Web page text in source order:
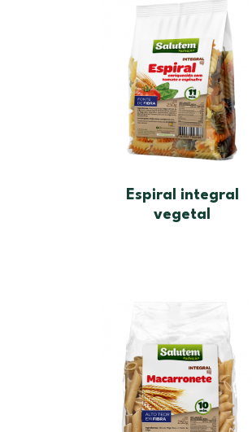
Espiral integral
vegetal